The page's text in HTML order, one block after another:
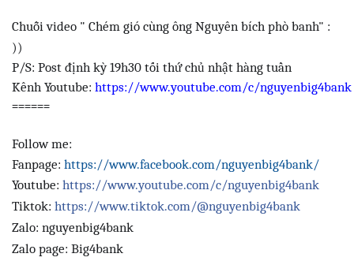
Chuỗi video " Chém gió cùng ông Nguyên bích phò banh" :
))
P/S: Post định kỳ 19h30 tối thứ chủ nhật hàng tuần
Kênh Youtube: https://www.youtube.com/c/nguyenbig4bank
======
Follow me:
Fanpage: https://www.facebook.com/nguyenbig4bank/
Youtube: https://www.youtube.com/c/nguyenbig4bank
Tiktok: https://www.tiktok.com/@nguyenbig4bank
Zalo: nguyenbig4bank
Zalo page: Big4bank